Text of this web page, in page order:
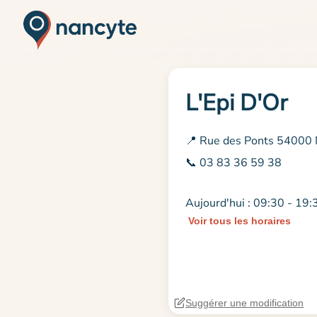
L'Epi D'Or
📍 Rue des Ponts 54000
📞 03 83 36 59 38
Aujourd'hui : 09:30 -
Voir tous les horaires
Suggérer une modification